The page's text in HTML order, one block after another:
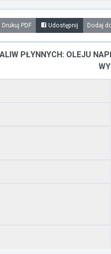
Drukuj PDF Udostępnij
PŁYNNYCH: OLEJU